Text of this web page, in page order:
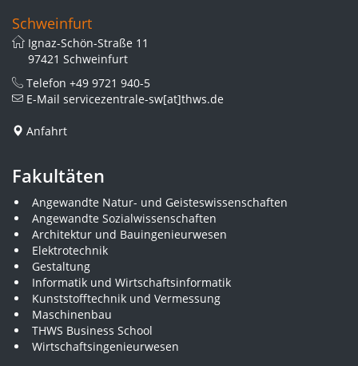
Schweinfurt
Ignaz-Schön-Straße 11
97421 Schweinfurt
Telefon +49 9721 940-5
E-Mail servicezentrale-sw[at]thws.de
Anfahrt
Fakultäten
Angewandte Natur- und Geisteswissenschaften
Angewandte Sozialwissenschaften
Architektur und Bauingenieurwesen
Elektrotechnik
Gestaltung
Informatik und Wirtschaftsinformatik
Kunststofftechnik und Vermessung
Maschinenbau
THWS Business School
Wirtschaftsingenieurwesen